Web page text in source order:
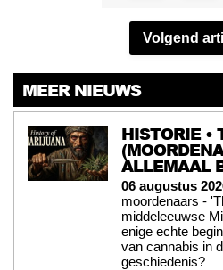
Volgend
MEER NIEUWS
HISTORIE •
ALLEMAAL
06 augustus
moordenaars -
middeleeuwse
enige echte
van cannabis in
geschiedenis?